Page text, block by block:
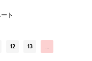
ト
12 13 …